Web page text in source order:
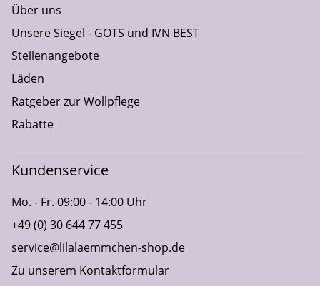
Über uns
Unsere Siegel - GOTS und IVN BEST
Stellenangebote
Läden
Ratgeber zur Wollpflege
Rabatte
Kundenservice
Mo. - Fr. 09:00 - 14:00 Uhr
+49 (0) 30 644 77 455
service@lilalaemmchen-shop.de
Zu unserem Kontaktformular